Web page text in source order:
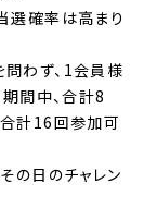
選確率は高まり
わず、1会員様
間中、合計8
計16回参加可
の日のチャレン